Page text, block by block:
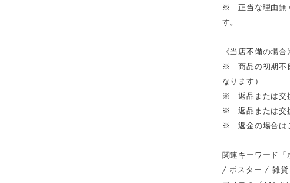
※ 正当な理由無
す。
《当店不備の場合》
※ 商品の初期不
なります）
※ 返品または交
※ 返品または交
※ 返金の場合は
関連キーワード
/ ポスター / 雑